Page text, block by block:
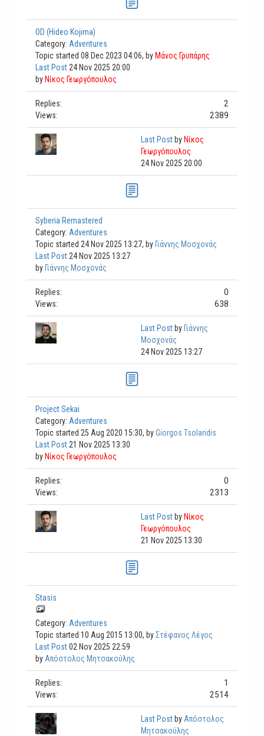
OD (Hideo Kojima)
Category: Adventures
Topic started 08 Dec 2023 04:06, by Μάνος Γρυπάρης
Last Post 24 Nov 2025 20:00
by Νίκος Γεωργόπουλος
Replies: 2
Views: 2389
Last Post by Νίκος
Γεωργόπουλος
24 Nov 2025 20:00
Syberia Remastered
Category: Adventures
Topic started 24 Nov 2025 13:27, by Γιάννης Μοσχονάς
Last Post 24 Nov 2025 13:27
by Γιάννης Μοσχονάς
Replies: 0
Views: 638
Last Post by Γιάννης
Μοσχονάς
24 Nov 2025 13:27
Project Sekai
Category: Adventures
Topic started 25 Aug 2020 15:30, byGiorgos Tsolaridis
Last Post 21 Nov 2025 13:30
by Νίκος Γεωργόπουλος
Replies: 0
Views: 2313
Last Post by Νίκος
Γεωργόπουλος
21 Nov 2025 13:30
Stasis
Category: Adventures
Topic started 10 Aug 2015 13:00, byΣτέφανος Λέγος
Last Post02 Nov 2025 22:59
by Απόστολος Μητσακούλης
Replies: 1
Views: 2514
Last Post by Απόστολος
Μητσακούλης